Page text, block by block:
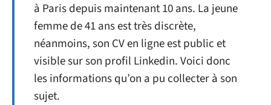
à Paris depuis maintenant 10 ans. La jeune
femme de 41 ans est très discrète,
néanmoins, son CV en ligne est public et
visible sur son profil Linkedin. Voici donc
les informations qu’on a pu collecter à son
sujet.